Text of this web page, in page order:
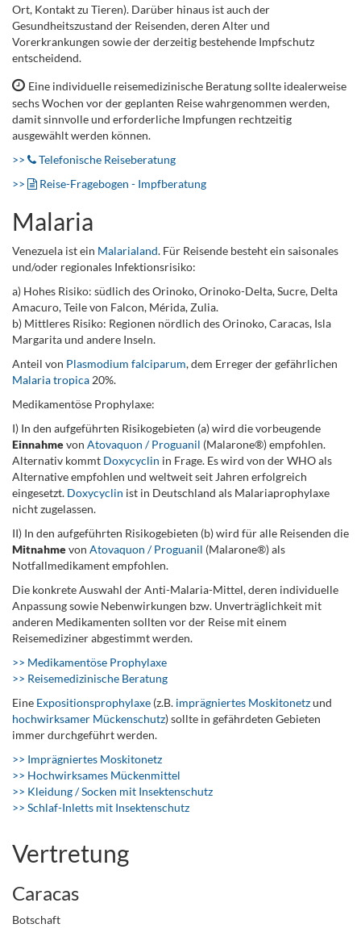
Ort, Kontakt zu Tieren). Darüber hinaus ist auch der
Gesundheitszustand der Reisenden, deren Alter und
Vorerkrankungen sowie der derzeitig bestehende Impfschutz
entscheidend.
Eine individuelle reisemedizinische Beratung sollte idealerweise
sechs Wochen vor der geplanten Reise wahrgenommen werden,
damit sinnvolle und erforderliche Impfungen rechtzeitig
ausgewählt werden können.
>>
Telefonische Reiseberatung
>>
Reise-Fragebogen - Impfberatung
Malaria
Venezuela ist ein Malarialand. Für Reisende besteht ein saisonales
und/oder regionales Infektionsrisiko:
a) Hohes Risiko: südlich des Orinoko, Orinoko-Delta, Sucre, Delta
Amacuro, Teile von Falcon, Mérida, Zulia.
b) Mittleres Risiko: Regionen nördlich des Orinoko, Caracas, Isla
Margarita und andere Inseln.
Anteil von Plasmodium falciparum, dem Erreger der gefährlichen
Malaria tropica 20%.
Medikamentöse Prophylaxe:
I) In den aufgeführten Risikogebieten (a) wird die vorbeugende
Einnahmevon Atovaquon / Proguanil (Malarone®) empfohlen.
Alternativ kommt Doxycyclin in Frage. Es wird von der WHO als
Alternative empfohlen und weltweit seit Jahren erfolgreich
eingesetzt. Doxycyclin ist in Deutschland als Malariaprophylaxe
nicht zugelassen.
II) In den aufgeführten Risikogebieten (b) wird für alle Reisenden die
Mitnahmevon Atovaquon / Proguanil (Malarone®) als
Notfallmedikament empfohlen.
Die konkrete Auswahl der Anti-Malaria-Mittel, deren individuelle
Anpassung sowie Nebenwirkungen bzw. Unverträglichkeit mit
anderen Medikamenten sollten vor der Reise mit einem
Reisemediziner abgestimmt werden.
>> Medikamentöse Prophylaxe
>> Reisemedizinische Beratung
Eine Expositionsprophylaxe (z.B. imprägniertes Moskitonetzund
hochwirksamer Mückenschutz) sollte in gefährdeten Gebieten
immer durchgeführt werden.
>> Imprägniertes Moskitonetz
>> Hochwirksames Mückenmittel
>> Kleidung / Socken mit Insektenschutz
>> Schlaf-Inletts mit Insektenschutz
Vertretung
Caracas
Botschaft